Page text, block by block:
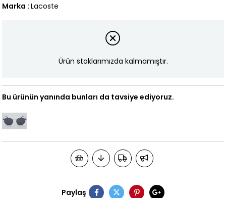
Marka : Lacoste
Ürün stoklarımızda kalmamıştır.
Bu ürünün yanında bunları da tavsiye ediyoruz.
Paylaş